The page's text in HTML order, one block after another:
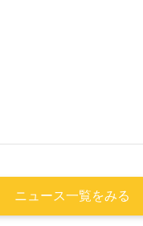
ニュース一覧をみる